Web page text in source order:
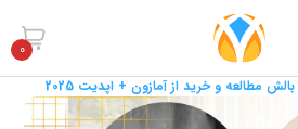
0
مطالعه و خرید از آمازون + اپدیت 2025